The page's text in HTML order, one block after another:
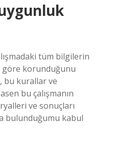
tüm bilgilerin
göre korunduğunu
bu kurallar ve
bu çalışmanın
ve sonuçları
bulunduğumu kabul